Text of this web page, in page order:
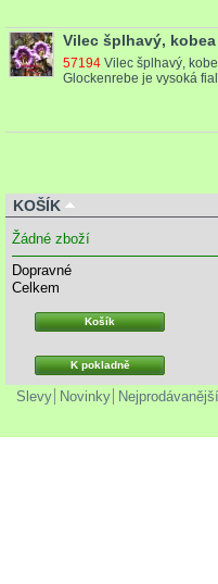
Vilec šplhavý,
57194 Vilec šplhavý,
Glockenrebe je vysoká
KOŠÍK
Žádné zboží
Dopravné
Celkem
Košík
K pokladně
Slevy Novinky Nejprodávanější